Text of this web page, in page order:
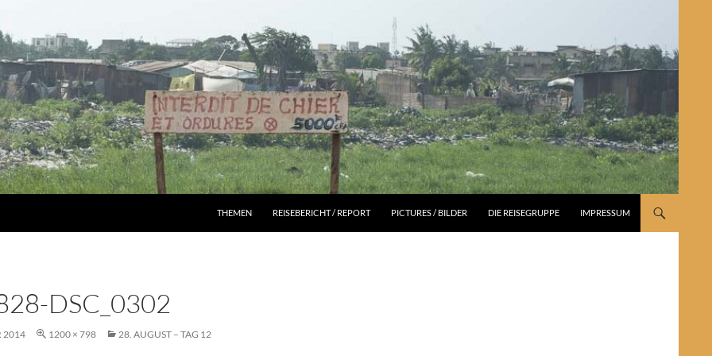
THEMEN REISEBERICHT / REPORT PICTURES / BILDER DIE REISEGRUPPE IMPRESSUM
DSC_0302
2014 1200 × 798 28. AUGUST – TAG 12